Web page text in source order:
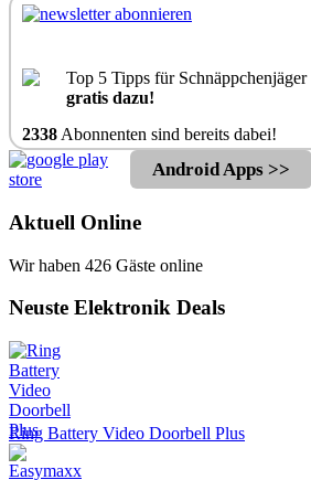
Top 5 Tipps für Schnäppchenjäger
gratis dazu!
2338 Abonnenten sind bereits dabei!
Android Apps >>
Aktuell Online
Wir haben 426 Gäste online
Neuste Elektronik Deals
Ring Battery Video Doorbell Plus